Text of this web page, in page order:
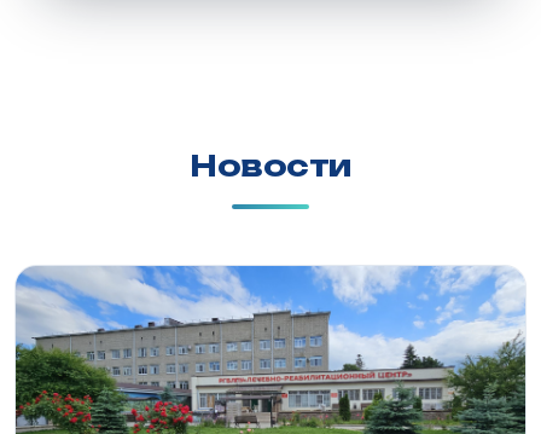
Новости